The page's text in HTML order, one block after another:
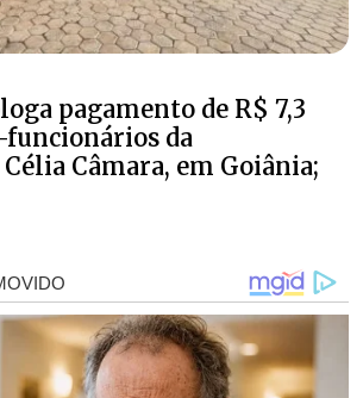
pagamento de R$ 7,3
da
Câmara, em Goiânia;